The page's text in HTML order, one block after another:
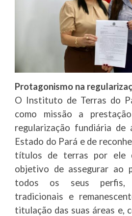
Protagonismo na
O Instituto de Terras do
como missão a
regularização fundiária de
Estado do Pará e de
títulos de terras por ele
objetivo de assegurar ao
todos os seus perfis,
tradicionais e
titulação das suas áreas e,